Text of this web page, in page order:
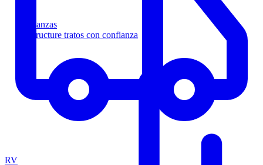
Finanzas
Estructure tratos con confianza
RV